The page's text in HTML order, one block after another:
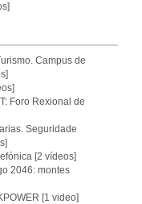
Campus de
Foro Rexional de
Seguridade
[2 vídeos]
2046: montes
[1 video]